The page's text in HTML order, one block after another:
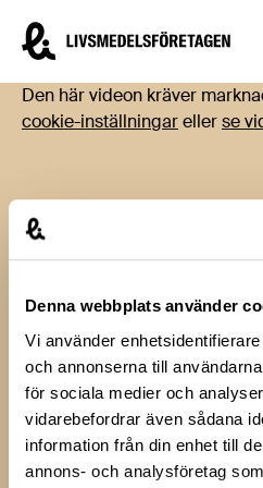
Denna webbplats använder
Vi använder
och annonserna till
för sociala medier och
vidarebefordrar även sådana
information från din enhet till
annons- och analysföretag
Livsmedelsföretagen – till
Den här videon kräver
cookie-inställningarellerse
Tillbaka till alla
Matdagen